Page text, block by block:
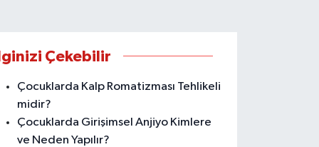
Çekebilir
Çocuklarda Kalp Romatizması Tehlikeli
midir?
Çocuklarda Girişimsel Anjiyo Kimlere
ve Neden Yapılır?